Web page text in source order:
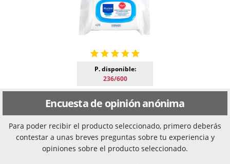
P. disponible:
236/600
Encuesta de opinión anónima
Para poder recibir el producto seleccionado, primero deberás
contestar a unas breves preguntas sobre tu experiencia y
opiniones sobre el producto seleccionado.